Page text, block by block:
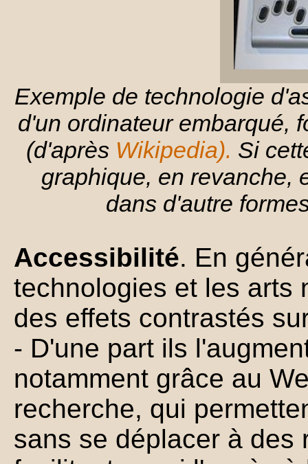
Exemple de technologie
d'un ordinateur embarqué,
(d'après Wikipedia). Si
graphique, en revanche,
dans d'autre
Accessibilité. En
technologies et les arts
des effets contrastés
- D'une part ils
notamment grâce au
recherche, qui
sans se déplacer à des